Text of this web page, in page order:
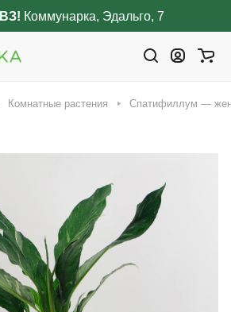
Коммунарка, Эдальго, 7
Комнатные растения Спатифиллум —